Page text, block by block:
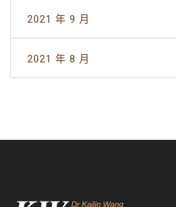
2021 年 9 月
2021 年 8 月